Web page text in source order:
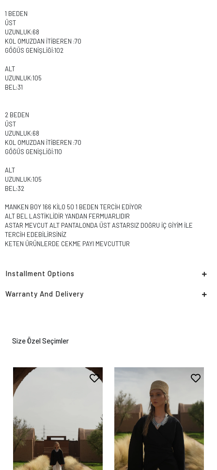
1 BEDEN
ÜST
UZUNLUK:68
KOL OMUZDAN İTİBEREN :70
GÖĞÜS GENİŞLİĞİ:102
ALT
UZUNLUK:105
BEL:31
2 BEDEN
ÜST
UZUNLUK:68
KOL OMUZDAN İTİBEREN :70
GÖĞÜS GENİŞLİĞİ:110
ALT
UZUNLUK:105
BEL:32
MANKEN BOY 166 KİLO 50 1 BEDEN TERCİH EDİYOR
ALT BEL LASTİKLİDİR YANDAN FERMUARLIDIR
ASTAR MEVCUT ALT PANTALONDA ÜST ASTARSIZ DOĞRU İÇ GİYİM İLE
TERCİH EDEBİLİRSİNİZ
KETEN ÜRÜNLERDE CEKME PAYI MEVCUTTUR
Installment Options
Warranty And Delivery
Size Özel Seçimler